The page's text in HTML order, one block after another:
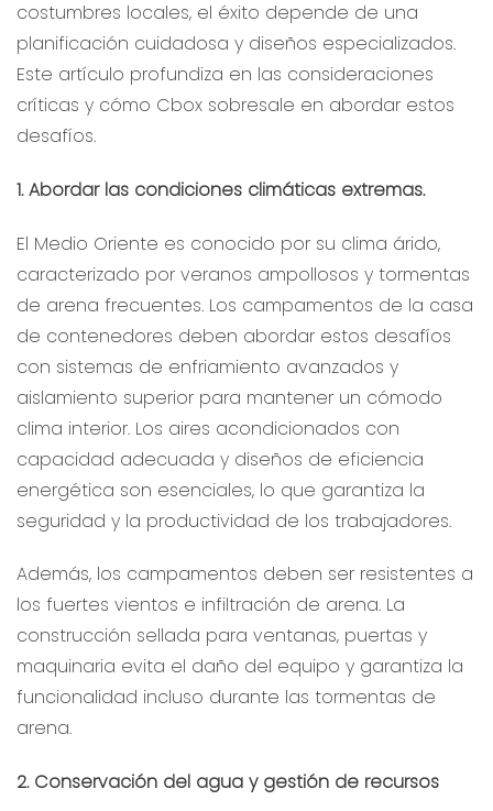
costumbres locales, el éxito depende de una
planificación cuidadosa y diseños especializados.
Este artículo profundiza en las consideraciones
críticas y cómo Cbox sobresale en abordar estos
desafíos.
1. Abordar las condiciones climáticas extremas.
El Medio Oriente es conocido por su clima árido,
caracterizado por veranos ampollosos y tormentas
de arena frecuentes. Los campamentos de la casa
de contenedores deben abordar estos desafíos
con sistemas de enfriamiento avanzados y
aislamiento superior para mantener un cómodo
clima interior. Los aires acondicionados con
capacidad adecuada y diseños de eficiencia
energética son esenciales, lo que garantiza la
seguridad y la productividad de los trabajadores.
Además, los campamentos deben ser resistentes a
los fuertes vientos e infiltración de arena. La
construcción sellada para ventanas, puertas y
maquinaria evita el daño del equipo y garantiza la
funcionalidad incluso durante las tormentas de
arena.
2. Conservación del agua y gestión de recursos